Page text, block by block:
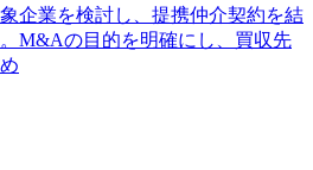
企業を検討し、提携仲介契約を結
M&Aの目的を明確にし、買収先